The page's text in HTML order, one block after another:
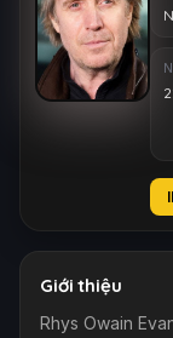
Giới thiệu
Rhys Owain